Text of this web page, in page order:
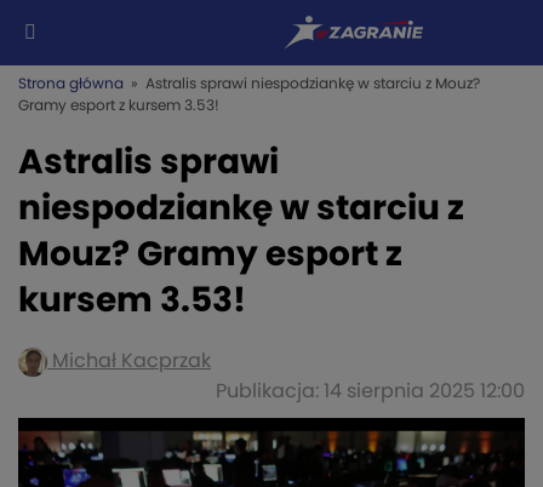
Strona główna » Astralis sprawi niespodziankę w starciu z Mouz?
Gramy esport z kursem 3.53!
Astralis sprawi
niespodziankę w starciu z
Mouz? Gramy esport z
kursem 3.53!
Michał Kacprzak
Publikacja: 14 sierpnia 2025 12:00